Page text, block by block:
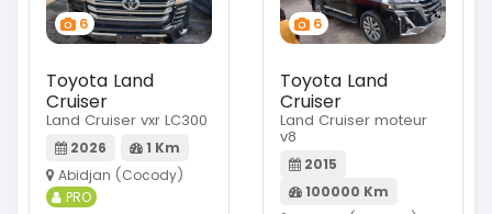
6
Toyota Land
Cruiser
Land Cruiser vxr LC300
2026
1 Km
Abidjan (Cocody)
PRO
6
Toyota Land
Cruiser
Land Cruiser moteur
v8
2015
100000 Km